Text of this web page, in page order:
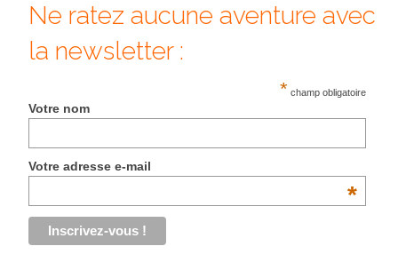
Mont Fuji
Tokyo
Malaisie
Penang
Ne ratez aucune aventure avec
la newsletter :
* champ obligatoire
Votre nom
Votre adresse e-mail
*